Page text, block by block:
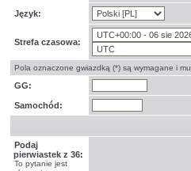
Język:
Strefa czasowa:
Pola oznaczone gwiazdką (*) są wymagane i
GG:
Samochód:
Podaj
pierwiastek z 36:
To pytanie jest